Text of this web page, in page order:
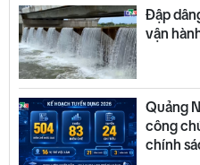
Đập
vận
Quảng
công
chính